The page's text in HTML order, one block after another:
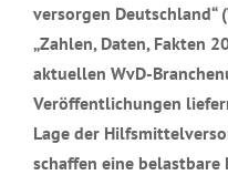
versorgen Deutschland“
„Zahlen, Daten, Fakten
aktuellen WvD-
Veröffentlichungen
Lage der
schaffen eine